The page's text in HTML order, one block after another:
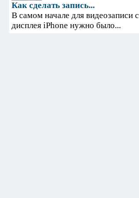
Как сделать запись...
В самом начале для видеозаписи с
дисплея iPhone нужно было...